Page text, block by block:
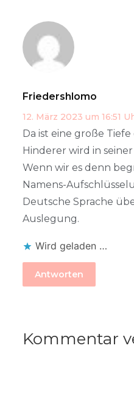
Friedershlomo
12. März 2023 um 16:51
Da ist eine große Tiefe
Hinderer wird in
Wenn wir es denn
Namens-
Deutsche Sprache
Auslegung.
Wird geladen …
Antworten
Kommentar